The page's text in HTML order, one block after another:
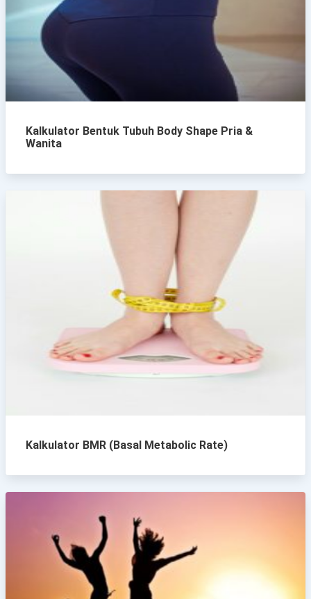
Kalkulator Bentuk Tubuh Body Shape Pria &
Wanita
Kalkulator BMR (Basal Metabolic Rate)